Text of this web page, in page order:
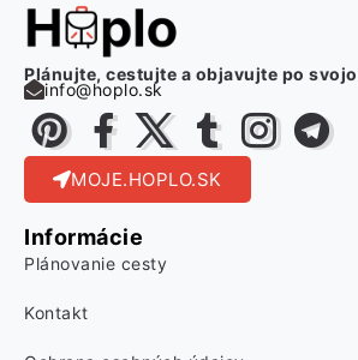
Plánujte, cestujte a objavujte po
info@hoplo.sk
MOJE.HOPLO.SK
Informácie
Plánovanie cesty
Kontakt